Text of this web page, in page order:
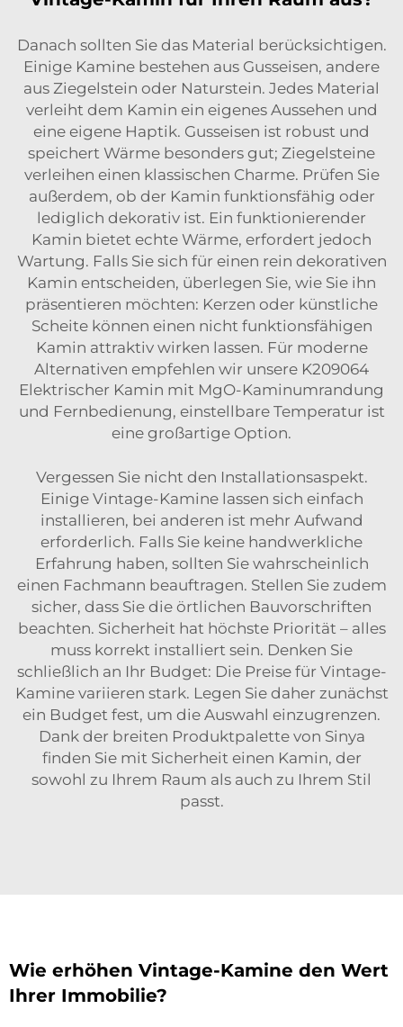
Danach sollten Sie das Material berücksichtigen.
Einige Kamine bestehen aus Gusseisen, andere
aus Ziegelstein oder Naturstein. Jedes Material
verleiht dem Kamin ein eigenes Aussehen und
eine eigene Haptik. Gusseisen ist robust und
speichert Wärme besonders gut; Ziegelsteine
verleihen einen klassischen Charme. Prüfen Sie
außerdem, ob der Kamin funktionsfähig oder
lediglich dekorativ ist. Ein funktionierender
Kamin bietet echte Wärme, erfordert jedoch
Wartung. Falls Sie sich für einen rein dekorativen
Kamin entscheiden, überlegen Sie, wie Sie ihn
präsentieren möchten: Kerzen oder künstliche
Scheite können einen nicht funktionsfähigen
Kamin attraktiv wirken lassen. Für moderne
Alternativen empfehlen wir unsere K209064
Elektrischer Kamin mit MgO-Kaminumrandung
und Fernbedienung, einstellbare Temperatur ist
eine großartige Option.
Vergessen Sie nicht den Installationsaspekt.
Einige Vintage-Kamine lassen sich einfach
installieren, bei anderen ist mehr Aufwand
erforderlich. Falls Sie keine handwerkliche
Erfahrung haben, sollten Sie wahrscheinlich
einen Fachmann beauftragen. Stellen Sie zudem
sicher, dass Sie die örtlichen Bauvorschriften
beachten. Sicherheit hat höchste Priorität – alles
muss korrekt installiert sein. Denken Sie
schließlich an Ihr Budget: Die Preise für Vintage-
Kamine variieren stark. Legen Sie daher zunächst
ein Budget fest, um die Auswahl einzugrenzen.
Dank der breiten Produktpalette von Sinya
finden Sie mit Sicherheit einen Kamin, der
sowohl zu Ihrem Raum als auch zu Ihrem Stil
passt.
Wie erhöhen Vintage-Kamine den Wert
Ihrer Immobilie?